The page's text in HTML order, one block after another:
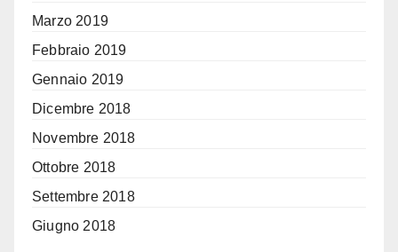
Marzo 2019
Febbraio 2019
Gennaio 2019
Dicembre 2018
Novembre 2018
Ottobre 2018
Settembre 2018
Giugno 2018